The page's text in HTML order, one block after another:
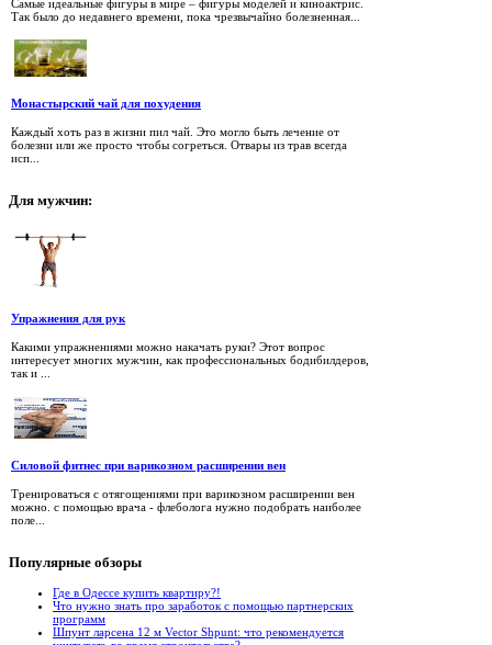
Самые идеальные фигуры в мире – фигуры моделей и киноактрис.
Так было до недавнего времени, пока чрезвычайно болезненная...
Монастырский чай для похудения
Каждый хоть раз в жизни пил чай. Это могло быть лечение от
болезни или же просто чтобы согреться. Отвары из трав всегда
исп...
Для мужчин:
Упражнения для рук
Какими упражнениями можно накачать руки? Этот вопрос
интересует многих мужчин, как профессиональных бодибилдеров,
так и ...
Силовой фитнес при варикозном расширении вен
Тренироваться с отягощениями при варикозном расширении вен
можно. с помощью врача - флеболога нужно подобрать наиболее
поле...
Популярные обзоры
Где в Одессе купить квартиру?!
Что нужно знать про заработок с помощью партнерских
программ
Шпунт ларсена 12 м Vector Shpunt: что рекомендуется